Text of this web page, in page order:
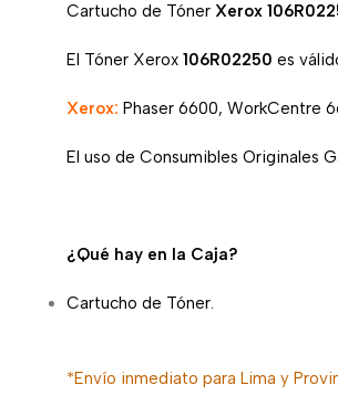
Cartucho de Tóner Xerox
El Tóner Xerox 106R02250 es
Xerox: Phaser 6600, WorkCentre
El uso de Consumibles Originales
¿Qué hay en la Caja?
Cartucho de Tóner.
*Envío inmediato para Lima y